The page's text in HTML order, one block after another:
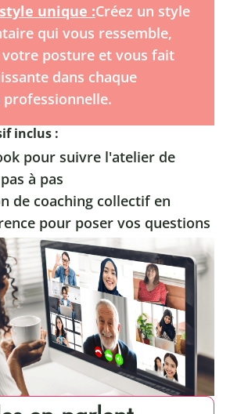
unique :Créez un style
qui vous ressemble,
posture et vous fait
dans chaque
inclus :
pour suivre l'atelier de
à pas
de coaching collectif en
pour poser vos questions